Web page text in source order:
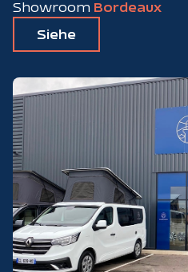
Showroom Bordeaux
Siehe